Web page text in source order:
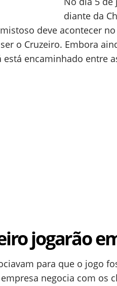
diante da
deve acontecer
o Cruzeiro. Embora
encaminhado entre
jogarão
para que o jogo
negocia com os